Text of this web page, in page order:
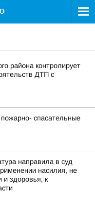
района контролирует
ДТП с
спасательные
направила в суд
насилия, не
и здоровья, к